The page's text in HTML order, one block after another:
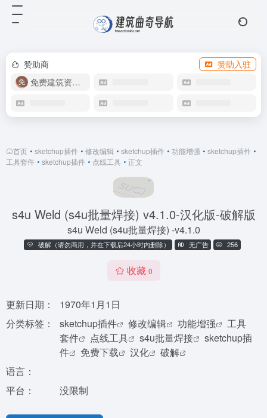
赞助商
赞助入驻
免费建筑资源库
首页 • sketchup插件 • 修改编辑 • sketchup插件 • 功能增强 • sketchup插件 •
工具套件 • sketchup插件 • 点线工具 • 正文
s4u Weld (s4u批量焊接) v4.1.0-汉化版-破解版
s4u Weld (s4u批量焊接) -v4.1.0
破解（请勿商用，并在下载后24小时内删除） 无广告 256
收藏 0
更新日期：
1970年1月1日
分类标签：
sketchup插件 修改编辑 功能增强
工具
套件
点线工具 s4u批量焊接
sketchup插
件
免费下载 汉化
破解
语言：
平台：
没限制